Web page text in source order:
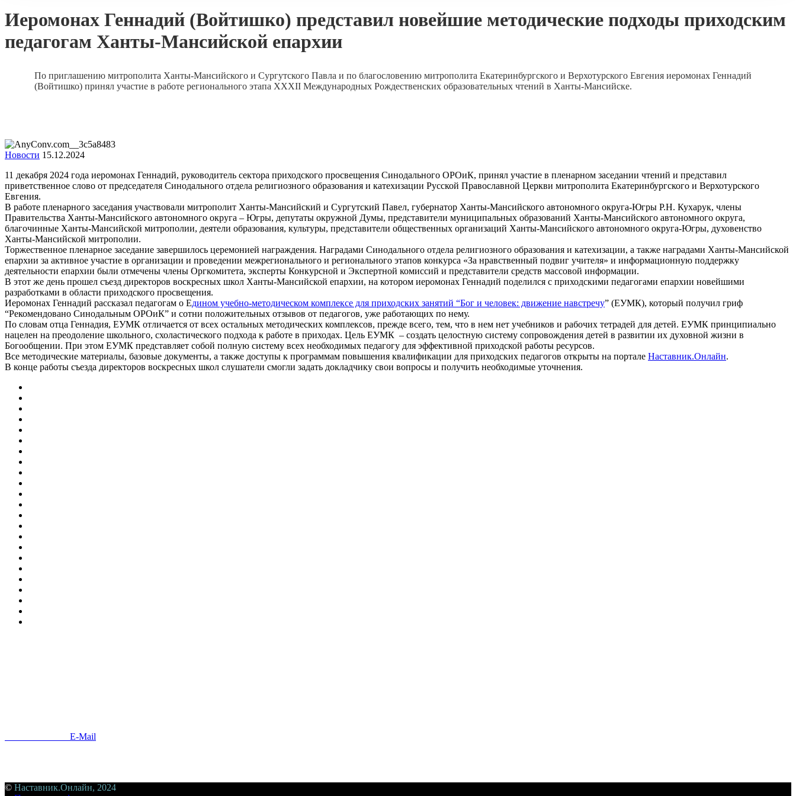
Иеромонах Геннадий (Войтишко) представил новейшие методические подходы приходским
педагогам Ханты-Мансийской епархии
По приглашению митрополита Ханты-Мансийского и Сургутского Павла и по благословению митрополита Екатеринбургского и Верхотурского Евгения иеромонах Геннадий
(Войтишко) принял участие в работе регионального этапа XXXII Международных Рождественских образовательных чтений в Ханты-Мансийске.
Новости 15.12.2024
11 декабря 2024 года иеромонах Геннадий, руководитель сектора приходского просвещения Синодального ОРОиК, принял участие в пленарном заседании чтений и представил
приветственное слово от председателя Синодального отдела религиозного образования и катехизации Русской Православной Церкви митрополита Екатеринбургского и Верхотурского
Евгения.
В работе пленарного заседания участвовали митрополит Ханты-Мансийский и Сургутский Павел, губернатор Ханты-Мансийского автономного округа-Югры Р.Н. Кухарук, члены
Правительства Ханты-Мансийского автономного округа – Югры, депутаты окружной Думы, представители муниципальных образований Ханты-Мансийского автономного округа,
благочинные Ханты-Мансийской митрополии, деятели образования, культуры, представители общественных организаций Ханты-Мансийского автономного округа-Югры, духовенство
Ханты-Мансийской митрополии.
Торжественное пленарное заседание завершилось церемонией награждения. Наградами Синодального отдела религиозного образования и катехизации, а также наградами Ханты-Мансийской
епархии за активное участие в организации и проведении межрегионального и регионального этапов конкурса «За нравственный подвиг учителя» и информационную поддержку
деятельности епархии были отмечены члены Оргкомитета, эксперты Конкурсной и Экспертной комиссий и представители средств массовой информации.
В этот же день прошел съезд директоров воскресных школ Ханты-Мансийской епархии, на котором иеромонах Геннадий поделился с приходскими педагогами епархии новейшими
разработками в области приходского просвещения.
Иеромонах Геннадий рассказал педагогам о Едином учебно-методическом комплексе для приходских занятий “Бог и человек: движение навстречу” (ЕУМК), который получил гриф
“Рекомендовано Синодальным ОРОиК” и сотни положительных отзывов от педагогов, уже работающих по нему.
По словам отца Геннадия, ЕУМК отличается от всех остальных методических комплексов, прежде всего, тем, что в нем нет учебников и рабочих тетрадей для детей. ЕУМК принципиально
нацелен на преодоление школьного, схоластического подхода к работе в приходах. Цель ЕУМК – создать целостную систему сопровождения детей в развитии их духовной жизни в
Богообщении. При этом ЕУМК представляет собой полную систему всех необходимых педагогу для эффективной приходской работы ресурсов.
Все методические материалы, базовые документы, а также доступы к программам повышения квалификации для приходских педагогов открыты на портале Наставник.Онлайн.
В конце работы съезда директоров воскресных школ слушатели смогли задать докладчику свои вопросы и получить необходимые уточнения.
E-Mail
© Наставник.Онлайн, 2024